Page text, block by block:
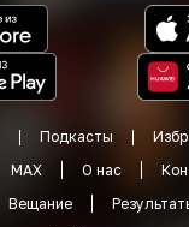
Подкасты
MAX О нас
Вещание